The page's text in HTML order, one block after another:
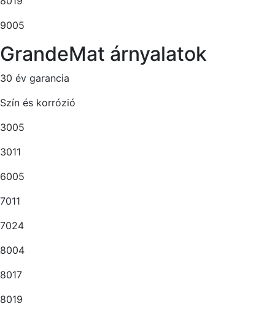
9005
GrandeMat árnyalatok
30 év garancia
Szín és korrózió
3005
3011
6005
7011
7024
8004
8017
8019